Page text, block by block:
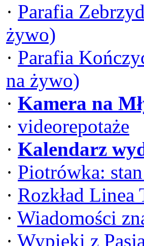
· Parafia
żywo)
· Parafia
na żywo)
· Kamera na
· videorepotaże
· Kalendarz
· Piotrówka:
· Rozkład Linea
· Wiadomości
· Wypieki z